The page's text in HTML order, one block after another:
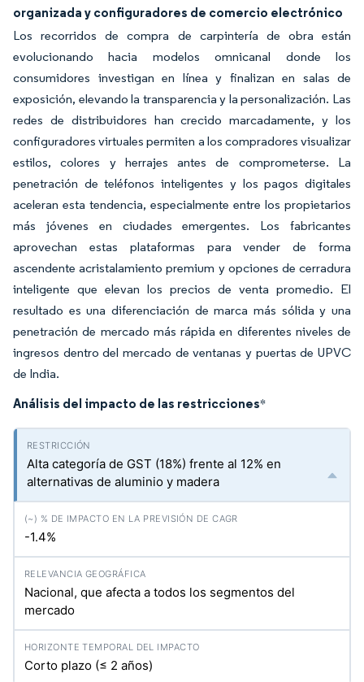
organizada y configuradores de comercio electrónico
Los recorridos de compra de carpintería de obra están
evolucionando hacia modelos omnicanal donde los
consumidores investigan en línea y finalizan en salas de
exposición, elevando la transparencia y la personalización. Las
redes de distribuidores han crecido marcadamente, y los
configuradores virtuales permiten a los compradores visualizar
estilos, colores y herrajes antes de comprometerse. La
penetración de teléfonos inteligentes y los pagos digitales
aceleran esta tendencia, especialmente entre los propietarios
más jóvenes en ciudades emergentes. Los fabricantes
aprovechan estas plataformas para vender de forma
ascendente acristalamiento premium y opciones de cerradura
inteligente que elevan los precios de venta promedio. El
resultado es una diferenciación de marca más sólida y una
penetración de mercado más rápida en diferentes niveles de
ingresos dentro del mercado de ventanas y puertas de UPVC
de India.
Análisis del impacto de las restricciones*
Alta categoría de GST (18%) frente al 12% en
alternativas de aluminio y madera
-1.4%
Nacional, que afecta a todos los segmentos del
mercado
Corto plazo (≤ 2 años)